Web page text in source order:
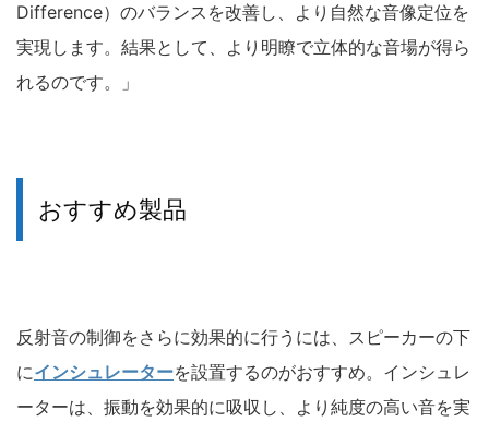
Difference）のバランスを改善し、より自然な音像定位を
実現します。結果として、より明瞭で立体的な音場が得ら
れるのです。」
おすすめ製品
反射音の制御をさらに効果的に行うには、スピーカーの下
にインシュレーターを設置するのがおすすめ。インシュレ
ーターは、振動を効果的に吸収し、より純度の高い音を実